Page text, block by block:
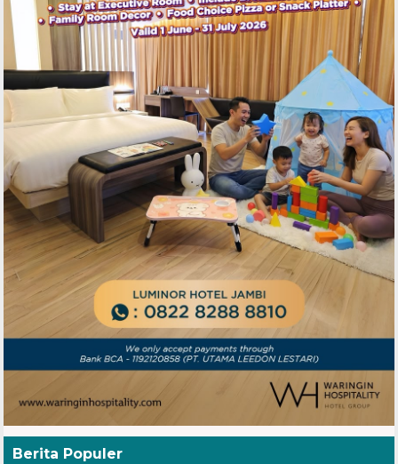
Berita Populer